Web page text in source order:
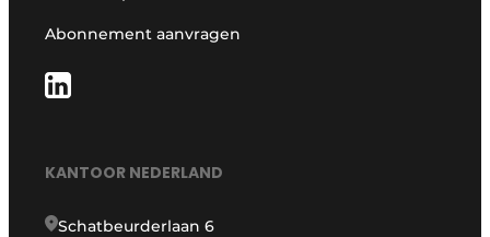
Abonnement aanvragen
KANTOOR NEDERLAND
Schatbeurderlaan 6